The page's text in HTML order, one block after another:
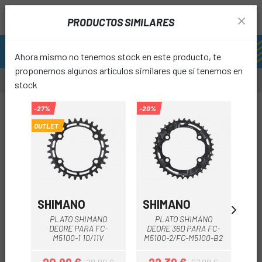
PRODUCTOS SIMILARES
Ahora mismo no tenemos stock en este producto, te
proponemos algunos artículos similares que sí tenemos en
stock
-27%
OUTLET
SHIMANO
PLATO SHIMANO
DEORE PARA FC-
M5100-1 10/11V
-20%
SHIMANO
PLATO SHIMANO
DEORE 36D PARA FC-
M5100-2/FC-M5100-B2